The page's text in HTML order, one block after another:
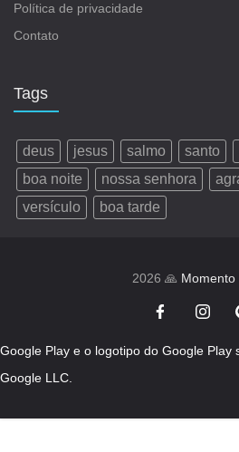
Política de privacidade
Contato
Tags
deus jesus salmo santo
boa noite
nossa senhora
versículo
boa tarde
2026 🙏 Momento
Google Play e o logotipo do Google Play
Google LLC.